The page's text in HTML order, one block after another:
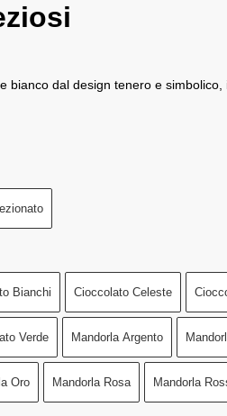
bianco dal design tenero e simbolico,
Bianchi Cioccolato Celeste
Verde Mandorla Argento
Oro Mandorla Rosa Mandorla